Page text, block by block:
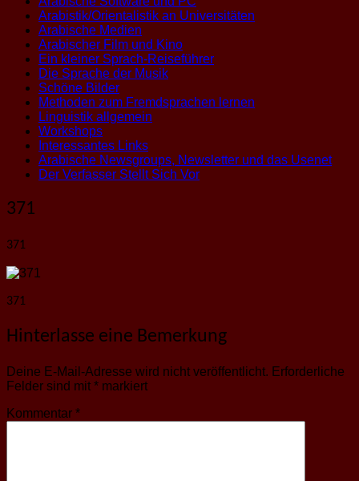
Arabistik/Orientalistik an Universitäten
Arabische Medien
Arabischer Film und Kino
Ein kleiner Sprach-Reiseführer
Die Sprache der Musik
Schöne Bilder
Methoden zum Fremdsprachen lernen
Linguistik allgemein
Workshops
Interessantes Links
Arabische Newsgroups, Newsletter und das Usenet
Der Verfasser Stellt Sich Vor
371
371
371
Hinterlasse eine Bemerkung
Deine E-Mail-Adresse wird nicht veröffentlicht. Erforderliche
Felder sind mit * markiert
Kommentar *